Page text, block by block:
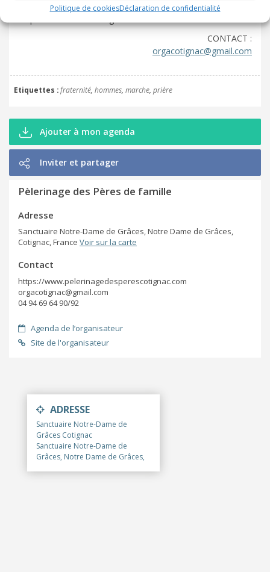
Politique de cookiesDéclaration de confidentialité
Présidée par le Cardinal Omella, archevêque de Barcelone,
CONTACT :
orgacotignac@gmail.com
Etiquettes fraternité hommes marche prière
Ajouter à mon agenda
Inviter et partager
Pèlerinage des Pères de famille
Adresse
Sanctuaire Notre-Dame de Grâces, Notre Dame de Grâces,
Cotignac, France Voir sur la carte
Contact
https://www.pelerinagedesperescotignac.com
orgacotignac@gmail.com
04 94 69 64 90/92
Agenda de l’organisateur
Site de l'organisateur
ADRESSE
Sanctuaire Notre-Dame de
Grâces Cotignac
Sanctuaire Notre-Dame de
Grâces, Notre Dame de Grâces,